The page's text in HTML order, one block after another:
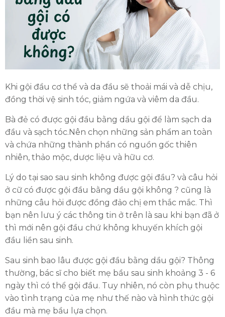
Khi gội đầu cơ thể và da đầu sẽ thoải mái và dễ chịu,
đồng thời vệ sinh tóc, giảm ngứa và viêm da đầu.
Bà đẻ có được gội đầu bằng dầu gội để làm sạch da
đầu và sạch tóc.Nên chọn những sản phẩm an toàn
và chứa những thành phần có nguồn gốc thiên
nhiên, thảo mộc, dược liệu và hữu cơ.
Lý do tại sao sau sinh không được gội đầu? và câu hỏi
ở cữ có được gội đầu bằng dầu gội không ? cũng là
những câu hỏi được đồng đảo chị em thắc mắc. Thì
bạn nên lưu ý các thông tin ở trên là sau khi bạn đã ở
thì mới nên gội đầu chứ không khuyến khích gội
đầu liền sau sinh.
Sau sinh bao lâu được gội đầu bằng dầu gội? Thông
thường, bác sĩ cho biết mẹ bầu sau sinh khoảng 3 - 6
ngày thì có thể gội đầu. Tuy nhiên, nó còn phụ thuộc
vào tình trạng của mẹ như thế nào và hình thức gội
đầu mà mẹ bầu lựa chọn.